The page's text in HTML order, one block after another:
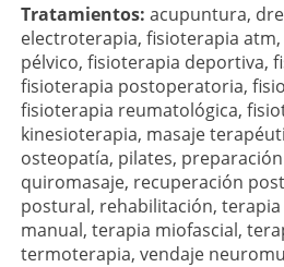
Tratamientos: acupuntura,
electroterapia, fisioterapia atm,
pélvico, fisioterapia deportiva,
fisioterapia postoperatoria,
fisioterapia reumatológica,
kinesioterapia, masaje
osteopatía, pilates,
quiromasaje, recuperación
postural, rehabilitación,
manual, terapia miofascial,
termoterapia, vendaje